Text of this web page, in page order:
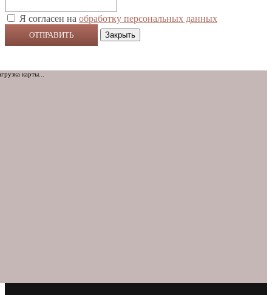
Я согласен на обработку персональных данных
ОТПРАВИТЬ Закрыть
карты...